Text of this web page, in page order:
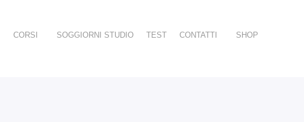
CORSI SOGGIORNI STUDIO TEST CONTATTI SHOP